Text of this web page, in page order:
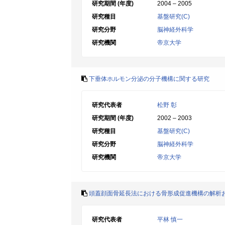
研究期間 (年度)
2004 – 2005
研究種目
基盤研究(C)
研究分野
脳神経外科学
研究機関
帝京大学
下垂体ホルモン分泌の分子機構に関する研究
研究代表者
松野 彰
研究期間 (年度)
2002 – 2003
研究種目
基盤研究(C)
研究分野
脳神経外科学
研究機関
帝京大学
頭蓋顔面骨延長法における骨形成促進機構の解析
研究代表者
平林 慎一